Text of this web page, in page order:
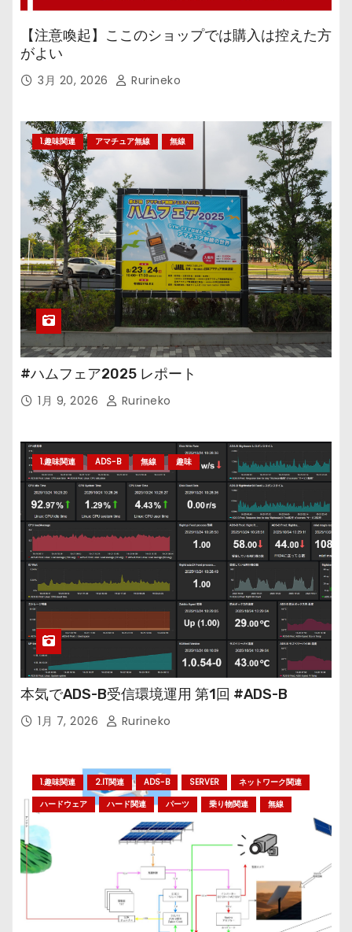
【注意喚起】ここのショップでは購入は控えた方
がよい
3月 20, 2026 Rurineko
1.趣味関連 アマチュア無線 無線
#ハムフェア2025 レポート
1月 9, 2026 Rurineko
1.趣味関連 ADS-B 無線 趣味
本気でADS-B受信環境運用 第1回 #ADS-B
1月 7, 2026 Rurineko
1.趣味関連 2.IT関連 ADS-B SERVER
ネットワーク関連
ハードウェア
ハード関連 パーツ 乗り物関連 無線